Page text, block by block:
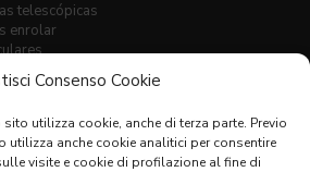
Consenso Cookie
utilizza cookie, anche di terza parte. Previo
anche cookie analitici per consentire
visite e cookie di profilazione al fine di
telescópicas
enrolar
plataformas elevatórias
termossoldados
guias lineares
Y